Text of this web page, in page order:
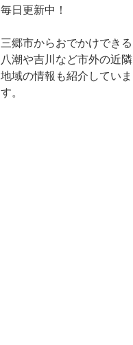
毎日更新中！
三郷市からおでかけできる
八潮や吉川など市外の近隣
地域の情報も紹介していま
す。